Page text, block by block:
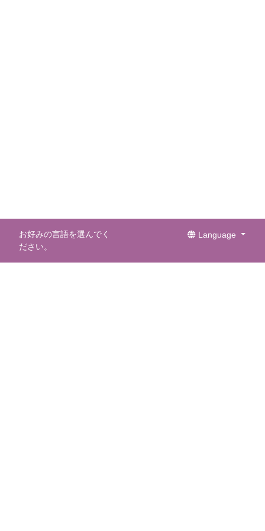
お好みの言語を選んでく
ださい。
Language